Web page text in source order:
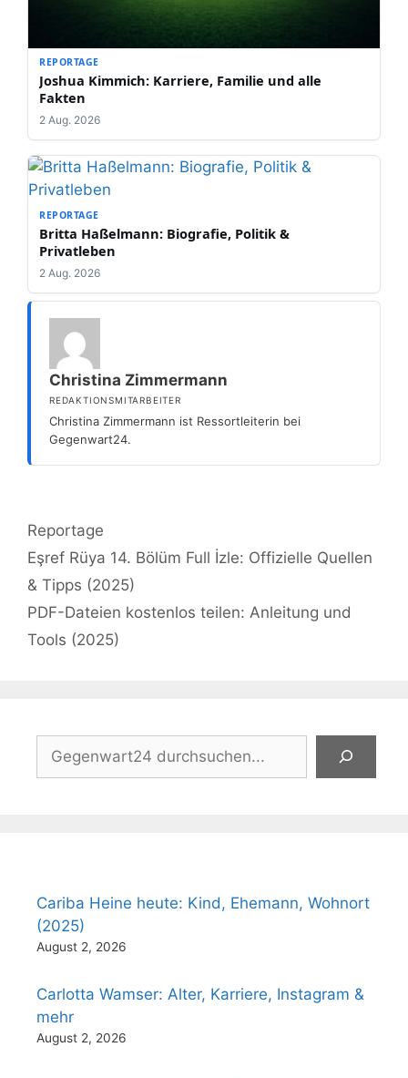
REPORTAGE
Joshua Kimmich: Karriere, Familie und alle
Fakten
2 Aug. 2026
REPORTAGE
Britta Haßelmann: Biografie, Politik &
Privatleben
2 Aug. 2026
Christina Zimmermann
REDAKTIONSMITARBEITER
Christina Zimmermann ist Ressortleiterin bei
Gegenwart24.
Kategorien
Reportage
Eşref Rüya 14. Bölüm Full İzle: Offizielle Quellen
& Tipps (2025)
PDF-Dateien kostenlos teilen: Anleitung und
Tools (2025)
Cariba Heine heute: Kind, Ehemann, Wohnort
(2025)
August 2, 2026
Carlotta Wamser: Alter, Karriere, Instagram &
mehr
August 2, 2026